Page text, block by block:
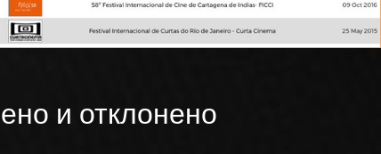
и отклонено